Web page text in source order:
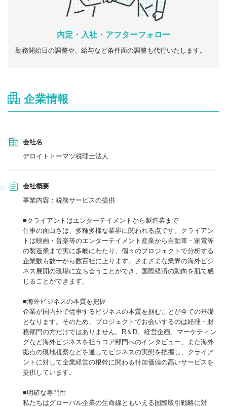
内定・入社・アフターフォロー
勤務開始日の調整や、給与など条件面の調整も代行いたします。
企業情報
会社名
デロイトトーマツ税理士法人
会社概要
事業内容：税務サービスの提供
■クライアントはエンターテイメントから製造業まで
仕事の面白さは、多種多様な業界に関われる点です。クライアン
トは映画・音楽等のエンターテイメント産業から自動車・家電等
の製造業まで実に多岐にわたり、個々のプロジェクトで分析する
企業数も数十から数百社に上ります。さまざまな業界の海外ビジ
ネス展開の現場に立ち会うことができ、国際経済の動向を肌で感
じることができます。
■海外ビジネスの本質を把握
企業が国内外で従事するビジネスの本質を掴むことが全ての基礎
となります。そのため、プロジェクトでお会いするのは経理・財
務部門の方だけではありません。R＆D、経営企画、マーケティン
グなど海外ビジネスを担うコア部門へのインタビュー、また海外
拠点の現地視察などを通してビジネスの実態を把握し、クライア
ントに対して企業経営の根幹に関わる付加価値の高いサービスを
提供しています。
■明確な専門性
私たちはグローバル企業の生命線ともいえる国際取引戦略に対